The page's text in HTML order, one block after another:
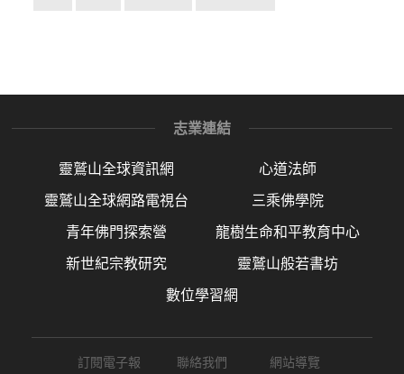
志業連結
靈鷲山全球資訊網 心道法師
靈鷲山全球網路電視台 三乘佛學院
青年佛門探索營 龍樹生命和平教育中心
新世紀宗教研究 靈鷲山般若書坊
數位學習網
訂閱電子報 聯絡我們
網站導覽